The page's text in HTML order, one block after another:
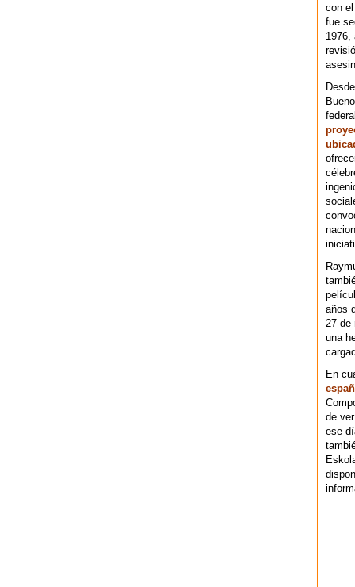
con
fue
1976,
años
27 de
una
En
de
ese